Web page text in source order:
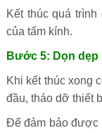
Kết thúc quá
của tấm kính.
Bước 5: Dọn dẹp
Khi kết thúc xong
đầu, tháo dỡ thiết
Để đảm bảo được